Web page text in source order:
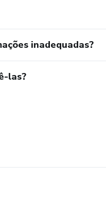
inadequadas?
las?